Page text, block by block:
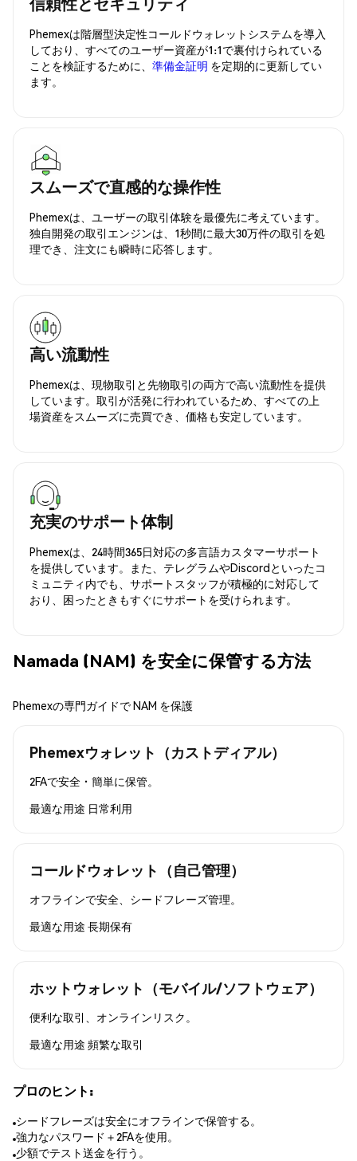
Phemexは階層型決定性コールドウォレットシステムを導入
しており、すべてのユーザー資産が1:1で裏付けられている
ことを検証するために、 準備金証明 を定期的に更新してい
ます。
スムーズで直感的な操作性
Phemexは、ユーザーの取引体験を最優先に考えています。
独自開発の取引エンジンは、1秒間に最大30万件の取引を処
理でき、注文にも瞬時に応答します。
高い流動性
Phemexは、現物取引と先物取引の両方で高い流動性を提供
しています。取引が活発に行われているため、すべての上
場資産をスムーズに売買でき、価格も安定しています。
充実のサポート体制
Phemexは、24時間365日対応の多言語カスタマーサポート
を提供しています。また、テレグラムやDiscordといったコ
ミュニティ内でも、サポートスタッフが積極的に対応して
おり、困ったときもすぐにサポートを受けられます。
Namada (NAM) を安全に保管する方法
Phemexの専門ガイドで NAM を保護
Phemexウォレット（カストディアル）
2FAで安全・簡単に保管。
最適な用途 日常利用
コールドウォレット（自己管理）
オフラインで安全、シードフレーズ管理。
最適な用途 長期保有
ホットウォレット（モバイル/ソフトウェア）
便利な取引、オンラインリスク。
最適な用途 頻繁な取引
プロのヒント:
シードフレーズは安全にオフラインで保管する。
強力なパスワード＋2FAを使用。
少額でテスト送金を行う。